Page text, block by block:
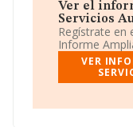
Ha contado con
teniendo en
INFORMA, ha
inferior a la media
La dirección de
La sociedad
Ver el
Servicios
Regístrate en
Informe
VER